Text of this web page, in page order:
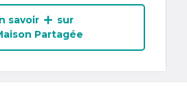
savoir
sur
Partagée